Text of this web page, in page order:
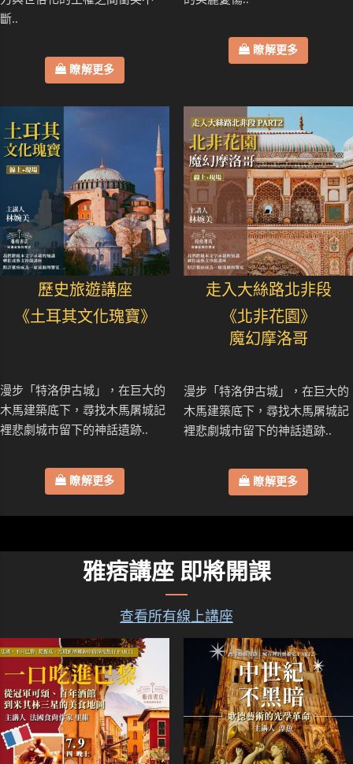
斷..
瞭解更多
瞭解更多
歷史旅遊講座
《土耳其文化瑰寶》
漫步「特洛伊古城」，在巨大的
木馬建築底下，尋找木馬屠城記
裡悲劇城市留下的神話遺跡..
瞭解更多
走入大絲路北非段
《北非花園》
魔幻摩洛哥
漫步「特洛伊古城」，在巨大的
木馬建築底下，尋找木馬屠城記
裡悲劇城市留下的神話遺跡..
瞭解更多
雅痞講座 即將開課
查看所有線上講座